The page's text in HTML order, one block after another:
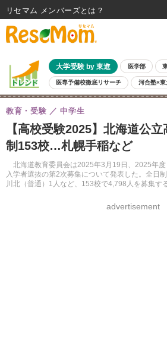
大学受験 by 東進 医学部
医専予備校徹底リサーチ 河合塾×東
親子で考える大学選び 高校受験 中学受験
共通テスト 夏休み
8月開催イベント・WS 全国公立高校 過去問
自由研究教材（小学生向け） 自由研究教材（中学生
【高校受験2025】北海道公
制153校…札幌手稲など
北海道教育委員会は2025年3月19日、2025年
入学者選抜の第2次募集について発表した。全日
川北（普通）1人など、153校で4,798人を募集す
教育・受験 中学生
advertisement
リセマム メンバーズ